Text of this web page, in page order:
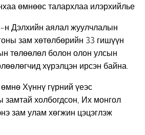
өмнөөс талархлаа илэрхийлье
Дэлхийн аялал жуулчлалын
зам хөтөлбөрийн 33 гишүүн
төлөөлөл болон олон улсын
хүрэлцэн ирсэн байна.
Хүннү гүрний үеэс
замтай холбогдсон, Их монгол
зам улам хөгжин цэцэглэж